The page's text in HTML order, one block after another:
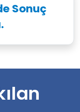
Sonuç